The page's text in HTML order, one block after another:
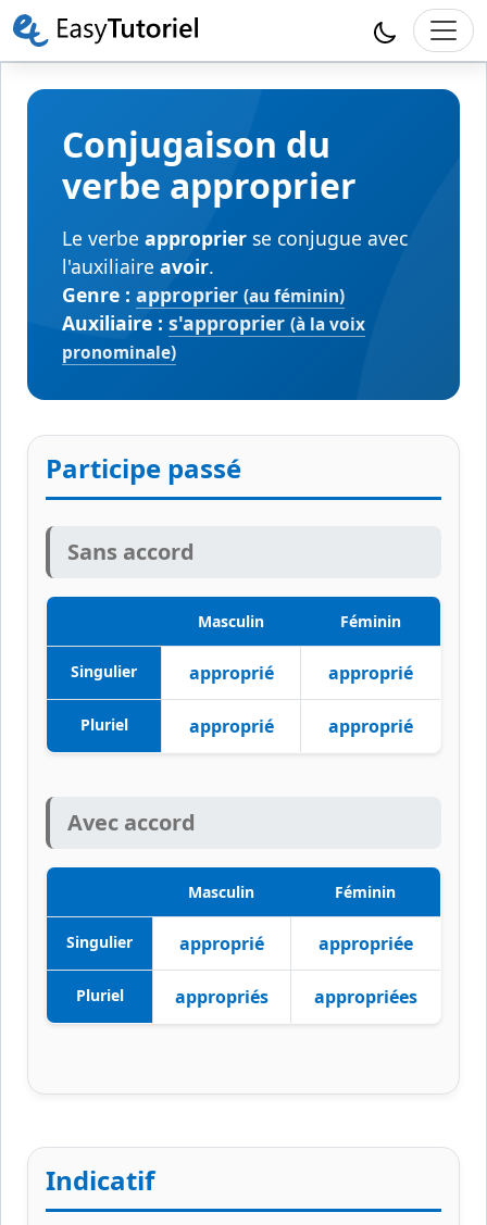
Conjugaison du
verbe approprier
Le verbe approprier se conjugue avec
l'auxiliaire avoir.
Genre : approprier (au féminin)
Auxiliaire : s'approprier (à la voix
pronominale)
Participe passé
Sans accord
Masculin Féminin
Singulier approprié approprié
Pluriel approprié approprié
Avec accord
Masculin Féminin
Singulier approprié appropriée
Pluriel appropriés appropriées
Indicatif